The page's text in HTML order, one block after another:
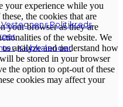
Politikreds
Klubkalender
your experience while you
the cookies that are
your browser as they are
of the website. We
analyze and understand how
be stored in your browser
the option to opt-out of these
cookies may affect your